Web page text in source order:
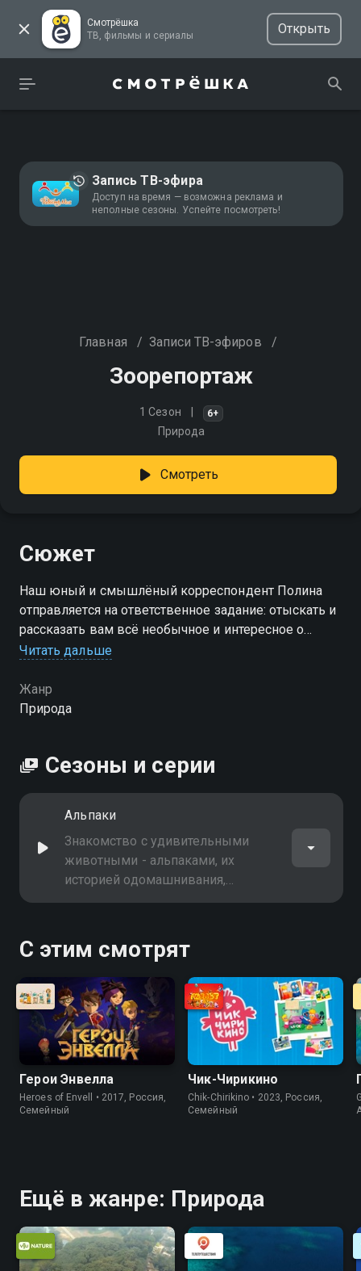
Смотрёшка
ТВ, фильмы и сериалы
Открыть
Запись ТВ-эфира
Доступ на время — возможна реклама и
неполные сезоны. Успейте посмотреть!
Главная / Записи ТВ-эфиров /
Зоорепортаж
1 Сезон 6+
Природа
Смотреть
Сюжет
Наш юный и смышлёный корреспондент Полина
отправляется на ответственное задание: отыскать и
рассказать вам всё необычное и интересное о
наших усатых, пернатых и пушистых меньших
вами!
Читать дальше
Жанр
Природа
Сезоны и серии
Альпаки
Знакомство с удивительными
животными - альпаками, их
историей одомашнивания,
особенностями характера, ухода и
С этим смотрят
Герои Энвелла
Heroes of Envell • 2017, Россия,
Cемейный
Чик-Чирикино
Chik-Chirikino • 2023, Россия,
Cемейный
Ещё в жанре: Природа